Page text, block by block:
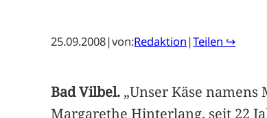
25.09.2008|von:Redaktion |Teilen ↪
Bad Vilbel. „Unser Käse
Margarethe Hinterlang, seit 22